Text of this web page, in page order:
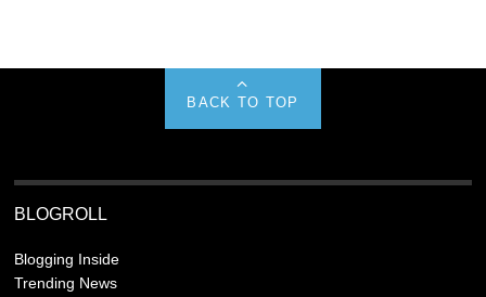
BACK TO TOP
BLOGROLL
Blogging Inside
Trending News